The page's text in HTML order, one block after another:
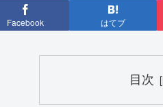
Facebook はてブ
目次